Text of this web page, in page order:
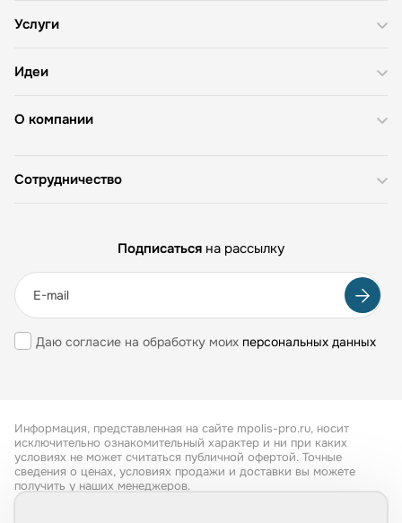
О компании
Услуги
Идеи
Сотрудничество
Подписаться на рассылку
Даю согласие на обработку моих персональных данных
Информация, представленная на сайте mpolis-pro.ru, носит
исключительно ознакомительный характер и ни при каких
условиях не может считаться публичной офертой. Точные
сведения о ценах, условиях продажи и доставки вы можете
получить у наших менеджеров.